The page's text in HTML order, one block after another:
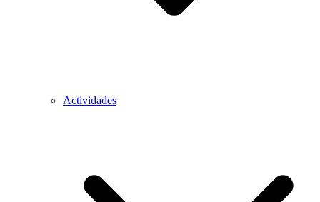
Actividades